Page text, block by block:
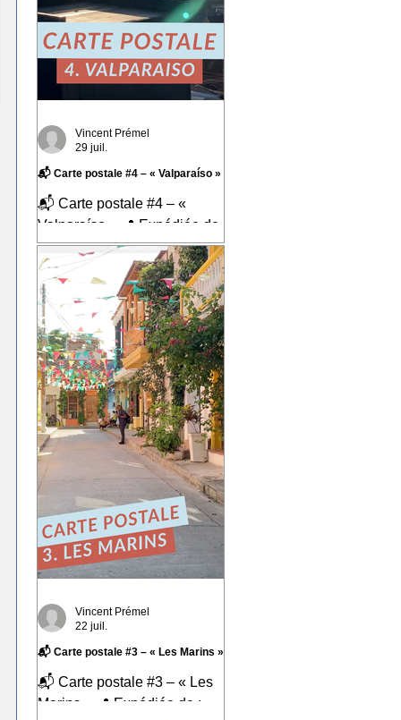
📬 Carte postale #4 – « Valparaíso »
📬 Carte postale #4 – «
Valparaíso » 📍 Expédiée de
: Valparaíso, Chili Cette
quatrième carte postale nous
emmène au Chili, dans l'une
des villes qui m'a le plus
marqué : Valparaíso. Une
ville portuaire cabossée,
vibrante, profondément
attachante. Une ville qui
regarde l'océan Pacifique
depuis ses 42 cerros, où
chaque rue raconte une
histoire et où le street art
semble avoir remplacé les
murs gris. En parcourant ses
collines, j'ai découvert une
ville résiliente, populaire, cr
Vincent Prémel
29 juil.
📬 Carte postale #3 – « Les Marins »
📬 Carte postale #3 – « Les
Marins » 📍 Expédiée de :
Vincent Prémel
22 juil.